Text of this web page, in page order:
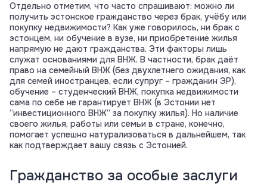
Отдельно отметим, что часто спрашивают: можно ли
получить эстонское гражданство через брак, учёбу или
покупку недвижимости? Как уже говорилось, ни брак с
эстонцем, ни обучение в вузе, ни приобретение жилья
напрямую не дают гражданства. Эти факторы лишь
служат основаниями для ВНЖ. В частности, брак даёт
право на семейный ВНЖ (без двухлетнего ожидания, как
для семей иностранцев, если супруг – гражданин ЭР),
обучение – студенческий ВНЖ, покупка недвижимости
сама по себе не гарантирует ВНЖ (в Эстонии нет
“инвестиционного ВНЖ” за покупку жилья). Но наличие
своего жилья, работы или семьи в стране, конечно,
помогает успешно натурализоваться в дальнейшем, так
как подтверждает вашу связь с Эстонией.
Гражданство за особые заслуги